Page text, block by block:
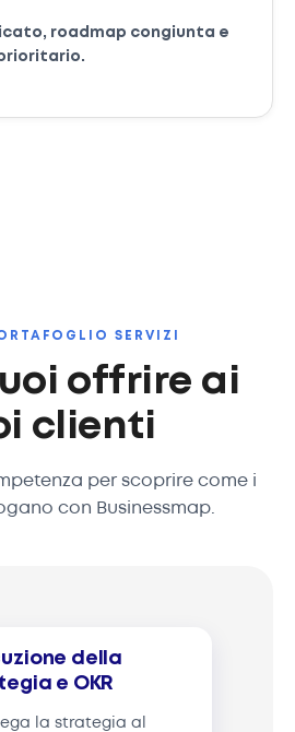
roadmap congiunta e
SERVIZI
offrire ai
clienti
per scoprire come i
con Businessmap.
della
e OKR
la strategia al